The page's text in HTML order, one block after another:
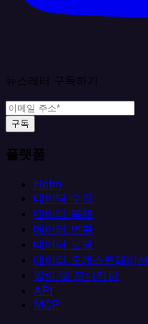
뉴스레터 구독하기
구독
플랫폼
Helm
데이터 수집
데이터 복제
데이터 변환
데이터 로딩
데이터 오케스트레이션
알림 및 모니터링
API
MCP